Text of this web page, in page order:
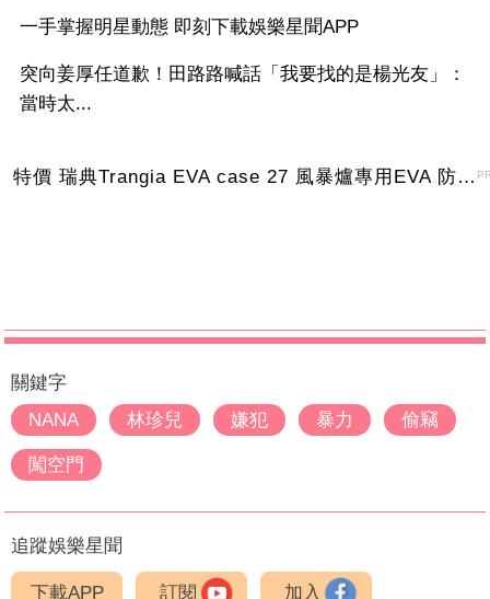
一手掌握明星動態 即刻下載娛樂星聞APP
突向姜厚任道歉！田路路喊話「我要找的是楊光友」：
當時太...
特價 瑞典Trangia EVA case 27 風暴爐專用EVA 防護外盒(小)-黑
關鍵字
NANA
林珍兒 嫌犯 暴力 偷竊
闖空門
追蹤娛樂星聞
下載APP 訂閱 加入